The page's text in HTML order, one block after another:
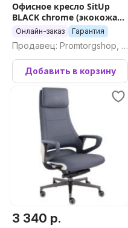
Офисное кресло SitUp
BLACK chrome (экокожа
BLACK)
Онлайн-заказ Гарантия
Продавец: Promtorgshop, П
ромторгшоп
Добавить в корзину
3 340 р.